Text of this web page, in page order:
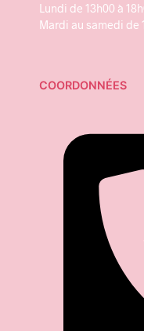
Lundi de 13h00 à
Mardi au samedi de
COORDONNÉES